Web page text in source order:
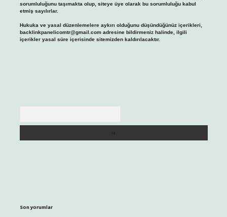
sorumluluğunu taşımakta olup, siteye üye olarak bu sorumluluğu kabul
etmiş sayılırlar.
Hukuka ve yasal düzenlemelere aykırı olduğunu düşündüğünüz içerikleri,
backlinkpanelicomtr@gmail.comadresine bildirmeniz halinde, ilgili
içerikler yasal süre içerisinde sitemizden kaldırılacaktır.
Son yorumlar